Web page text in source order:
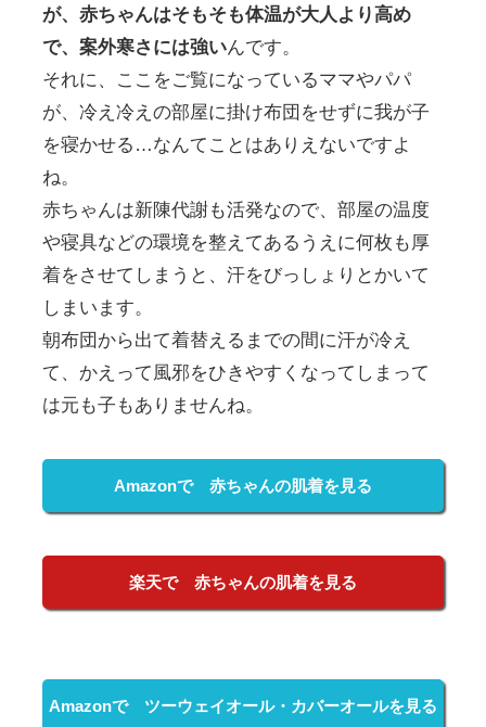
が、赤ちゃんはそもそも体温が大人より高め
で、案外寒さには強いんです。
それに、ここをご覧になっているママやパパ
が、冷え冷えの部屋に掛け布団をせずに我が子
を寝かせる…なんてことはありえないですよ
ね。
赤ちゃんは新陳代謝も活発なので、部屋の温度
や寝具などの環境を整えてあるうえに何枚も厚
着をさせてしまうと、汗をびっしょりとかいて
しまいます。
朝布団から出て着替えるまでの間に汗が冷え
て、かえって風邪をひきやすくなってしまって
は元も子もありませんね。
Amazonで 赤ちゃんの肌着を見る
楽天で 赤ちゃんの肌着を見る
Amazonで ツーウェイオール・カバーオールを見る